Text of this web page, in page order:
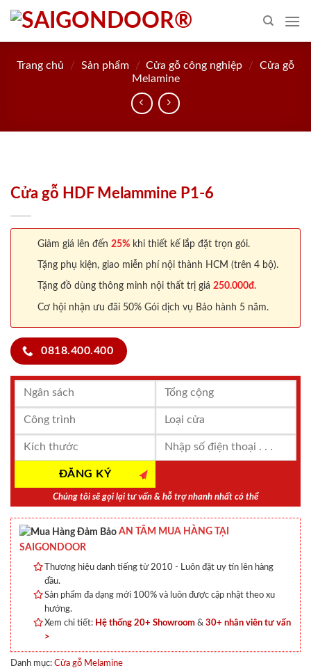
Skip
content
Trang chủ / Sản phẩm / Cửa gỗ công nghiệp /
Cửa gỗ
Melamine
Cửa gỗ HDF Melammine P1-6
Giảm giá lên đến 25% khi thiết kế lắp đặt trọn gói.
Tặng phụ kiện, giao miễn phí nội thành HCM (trên 4 bộ).
Tặng đồ dùng thông minh nội thất trị giá 250.000đ.
Cơ hội nhận ưu đãi 50% Gói dịch vụ Bảo hành 5 năm.
0818.400.400
Chúng tôi sẽ gọi lại tư vấn & hỗ trợ nhanh nhất có thể
AN TÂM MUA HÀNG TẠI
SAIGONDOOR
Thương hiệu danh tiếng từ 2010 - Luôn đặt uy tín lên hàng
đầu.
Sản phẩm đa dạng mới 100% và luôn được cập nhật theo xu
hướng.
Xem chi tiết: Hệ thống 20+ Showroom & 30+ nhân viên tư vấn
>
Danh mục: Cửa gỗ Melamine